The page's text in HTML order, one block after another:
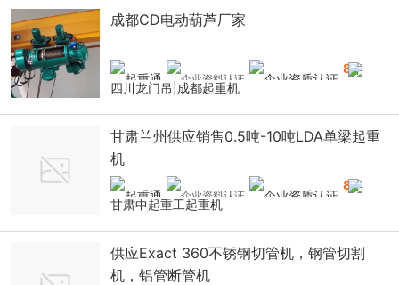
成都CD电动葫芦厂家
8年
四川龙门吊|成都起重机
甘肃兰州供应销售0.5吨-10吨LDA单梁起重
机
8年
甘肃中起重工起重机
供应Exact 360不锈钢切管机，钢管切割
机，铝管断管机